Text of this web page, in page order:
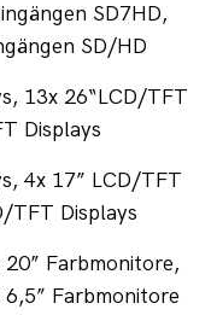
SD7HD,
SD/HD
13x 26“LCD/TFT
Displays
4x 17” LCD/TFT
TFT Displays
Farbmonitore,
Farbmonitore